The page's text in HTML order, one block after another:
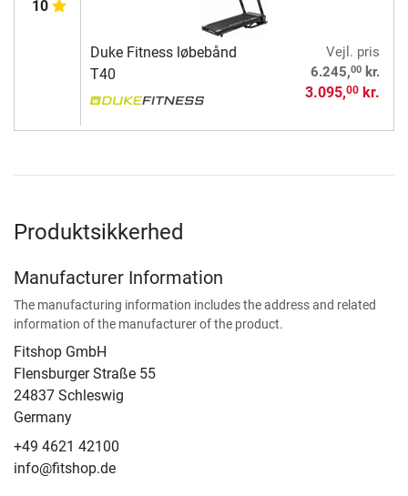
10
Duke Fitness løbebånd
T40
Vejl. pris
6.245,00kr.
3.095,00kr.
Produktsikkerhed
Manufacturer Information
The manufacturing information includes the address and related
information of the manufacturer of the product.
Fitshop GmbH
Flensburger Straße 55
24837 Schleswig
Germany
+49 4621 42100
info@fitshop.de